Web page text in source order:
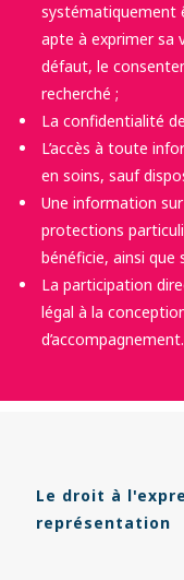
systématiquement
apte à exprimer sa
défaut, le
recherché ;
La confidentialité
L’accès à toute
en soins, sauf
Une information
protections
bénéficie, ainsi que
La participation
légal à la
d’accompagnement.
Le droit à
représentation